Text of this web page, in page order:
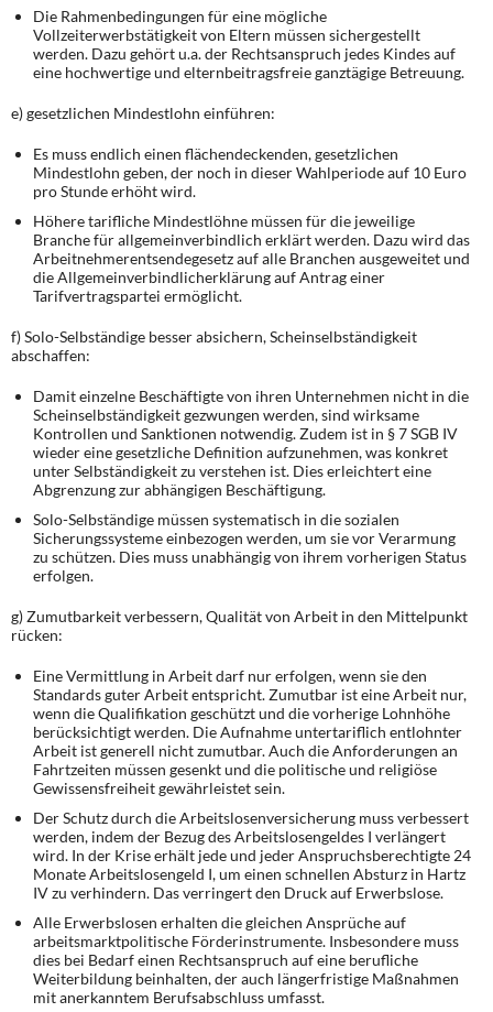
Die Rahmenbedingungen für eine mögliche
Vollzeiterwerbstätigkeit von Eltern müssen sichergestellt
werden. Dazu gehört u.a. der Rechtsanspruch jedes Kindes auf
eine hochwertige und elternbeitragsfreie ganztägige Betreuung.
e) gesetzlichen Mindestlohn einführen:
Es muss endlich einen flächendeckenden, gesetzlichen
Mindestlohn geben, der noch in dieser Wahlperiode auf 10 Euro
pro Stunde erhöht wird.
Höhere tarifliche Mindestlöhne müssen für die jeweilige
Branche für allgemeinverbindlich erklärt werden. Dazu wird das
Arbeitnehmerentsendegesetz auf alle Branchen ausgeweitet und
die Allgemeinverbindlicherklärung auf Antrag einer
Tarifvertragspartei ermöglicht.
f) Solo-Selbständige besser absichern, Scheinselbständigkeit
abschaffen:
Damit einzelne Beschäftigte von ihren Unternehmen nicht in die
Scheinselbständigkeit gezwungen werden, sind wirksame
Kontrollen und Sanktionen notwendig. Zudem ist in § 7 SGB IV
wieder eine gesetzliche Definition aufzunehmen, was konkret
unter Selbständigkeit zu verstehen ist. Dies erleichtert eine
Abgrenzung zur abhängigen Beschäftigung.
Solo-Selbständige müssen systematisch in die sozialen
Sicherungssysteme einbezogen werden, um sie vor Verarmung
zu schützen. Dies muss unabhängig von ihrem vorherigen Status
erfolgen.
g) Zumutbarkeit verbessern, Qualität von Arbeit in den Mittelpunkt
rücken:
Eine Vermittlung in Arbeit darf nur erfolgen, wenn sie den
Standards guter Arbeit entspricht. Zumutbar ist eine Arbeit nur,
wenn die Qualifikation geschützt und die vorherige Lohnhöhe
berücksichtigt werden. Die Aufnahme untertariflich entlohnter
Arbeit ist generell nicht zumutbar. Auch die Anforderungen an
Fahrtzeiten müssen gesenkt und die politische und religiöse
Gewissensfreiheit gewährleistet sein.
Der Schutz durch die Arbeitslosenversicherung muss verbessert
werden, indem der Bezug des Arbeitslosengeldes I verlängert
wird. In der Krise erhält jede und jeder Anspruchsberechtigte 24
Monate Arbeitslosengeld I, um einen schnellen Absturz in Hartz
IV zu verhindern. Das verringert den Druck auf Erwerbslose.
Alle Erwerbslosen erhalten die gleichen Ansprüche auf
arbeitsmarktpolitische Förderinstrumente. Insbesondere muss
dies bei Bedarf einen Rechtsanspruch auf eine berufliche
Weiterbildung beinhalten, der auch längerfristige Maßnahmen
mit anerkanntem Berufsabschluss umfasst.